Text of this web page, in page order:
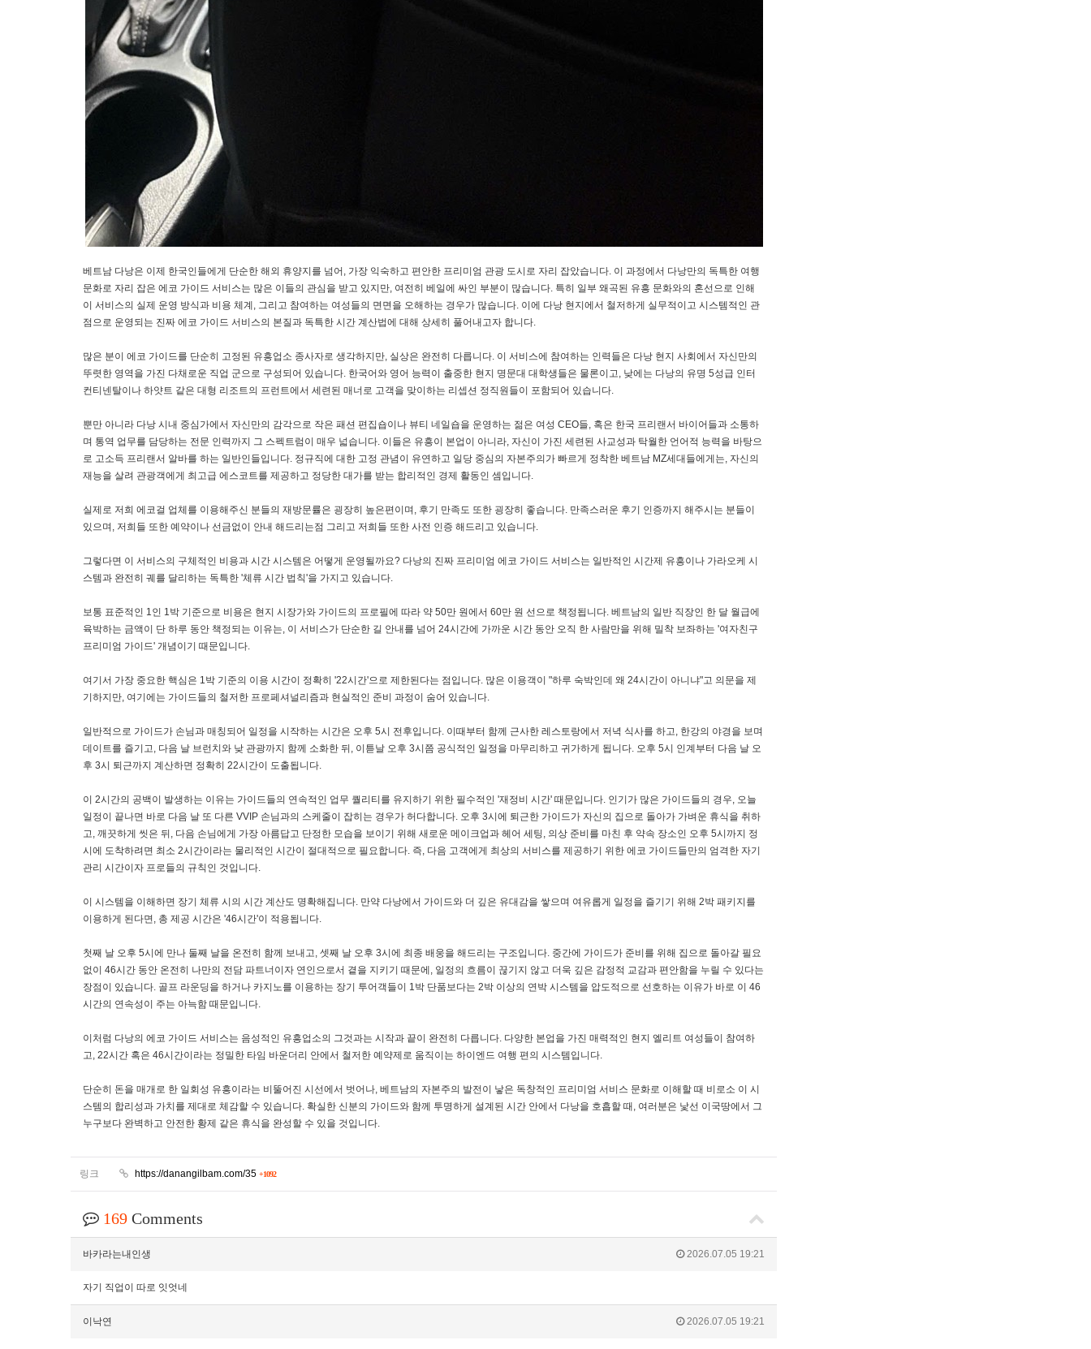
베트남 다낭은 이제 한국인들에게 단순한 해외 휴양지를 넘어, 가장 익숙하고 편안한 프리미엄 관광 도시로 자리 잡았습니다. 이 과정에서 다낭만의 독특한 여행
문화로 자리 잡은 에코 가이드 서비스는 많은 이들의 관심을 받고 있지만, 여전히 베일에 싸인 부분이 많습니다. 특히 일부 왜곡된 유흥 문화와의 혼선으로 인해
이 서비스의 실제 운영 방식과 비용 체계, 그리고 참여하는 여성들의 면면을 오해하는 경우가 많습니다. 이에 다낭 현지에서 철저하게 실무적이고 시스템적인 관
점으로 운영되는 진짜 에코 가이드 서비스의 본질과 독특한 시간 계산법에 대해 상세히 풀어내고자 합니다.
많은 분이 에코 가이드를 단순히 고정된 유흥업소 종사자로 생각하지만, 실상은 완전히 다릅니다. 이 서비스에 참여하는 인력들은 다낭 현지 사회에서 자신만의
뚜렷한 영역을 가진 다채로운 직업 군으로 구성되어 있습니다. 한국어와 영어 능력이 출중한 현지 명문대 대학생들은 물론이고, 낮에는 다낭의 유명 5성급 인터
컨티넨탈이나 하얏트 같은 대형 리조트의 프런트에서 세련된 매너로 고객을 맞이하는 리셉션 정직원들이 포함되어 있습니다.
뿐만 아니라 다낭 시내 중심가에서 자신만의 감각으로 작은 패션 편집숍이나 뷰티 네일숍을 운영하는 젊은 여성 CEO들, 혹은 한국 프리랜서 바이어들과 소통하
며 통역 업무를 담당하는 전문 인력까지 그 스펙트럼이 매우 넓습니다. 이들은 유흥이 본업이 아니라, 자신이 가진 세련된 사교성과 탁월한 언어적 능력을 바탕으
로 고소득 프리랜서 알바를 하는 일반인들입니다. 정규직에 대한 고정 관념이 유연하고 일당 중심의 자본주의가 빠르게 정착한 베트남 MZ세대들에게는, 자신의
재능을 살려 관광객에게 최고급 에스코트를 제공하고 정당한 대가를 받는 합리적인 경제 활동인 셈입니다.
실제로 저희 에코걸 업체를 이용해주신 분들의 재방문률은 굉장히 높은편이며, 후기 만족도 또한 굉장히 좋습니다. 만족스러운 후기 인증까지 해주시는 분들이
있으며, 저희들 또한 예약이나 선금없이 안내 해드리는점 그리고 저희들 또한 사전 인증 해드리고 있습니다.
그렇다면 이 서비스의 구체적인 비용과 시간 시스템은 어떻게 운영될까요? 다낭의 진짜 프리미엄 에코 가이드 서비스는 일반적인 시간제 유흥이나 가라오케 시
스템과 완전히 궤를 달리하는 독특한 '체류 시간 법칙'을 가지고 있습니다.
보통 표준적인 1인 1박 기준으로 비용은 현지 시장가와 가이드의 프로필에 따라 약 50만 원에서 60만 원 선으로 책정됩니다. 베트남의 일반 직장인 한 달 월급에
육박하는 금액이 단 하루 동안 책정되는 이유는, 이 서비스가 단순한 길 안내를 넘어 24시간에 가까운 시간 동안 오직 한 사람만을 위해 밀착 보좌하는 '여자친구
프리미엄 가이드' 개념이기 때문입니다.
여기서 가장 중요한 핵심은 1박 기준의 이용 시간이 정확히 '22시간'으로 제한된다는 점입니다. 많은 이용객이 "하루 숙박인데 왜 24시간이 아니냐"고 의문을 제
기하지만, 여기에는 가이드들의 철저한 프로페셔널리즘과 현실적인 준비 과정이 숨어 있습니다.
일반적으로 가이드가 손님과 매칭되어 일정을 시작하는 시간은 오후 5시 전후입니다. 이때부터 함께 근사한 레스토랑에서 저녁 식사를 하고, 한강의 야경을 보며
데이트를 즐기고, 다음 날 브런치와 낮 관광까지 함께 소화한 뒤, 이튿날 오후 3시쯤 공식적인 일정을 마무리하고 귀가하게 됩니다. 오후 5시 인계부터 다음 날 오
후 3시 퇴근까지 계산하면 정확히 22시간이 도출됩니다.
이 2시간의 공백이 발생하는 이유는 가이드들의 연속적인 업무 퀄리티를 유지하기 위한 필수적인 '재정비 시간' 때문입니다. 인기가 많은 가이드들의 경우, 오늘
일정이 끝나면 바로 다음 날 또 다른 VVIP 손님과의 스케줄이 잡히는 경우가 허다합니다. 오후 3시에 퇴근한 가이드가 자신의 집으로 돌아가 가벼운 휴식을 취하
고, 깨끗하게 씻은 뒤, 다음 손님에게 가장 아름답고 단정한 모습을 보이기 위해 새로운 메이크업과 헤어 세팅, 의상 준비를 마친 후 약속 장소인 오후 5시까지 정
시에 도착하려면 최소 2시간이라는 물리적인 시간이 절대적으로 필요합니다. 즉, 다음 고객에게 최상의 서비스를 제공하기 위한 에코 가이드들만의 엄격한 자기
관리 시간이자 프로들의 규칙인 것입니다.
이 시스템을 이해하면 장기 체류 시의 시간 계산도 명확해집니다. 만약 다낭에서 가이드와 더 깊은 유대감을 쌓으며 여유롭게 일정을 즐기기 위해 2박 패키지를
이용하게 된다면, 총 제공 시간은 '46시간'이 적용됩니다.
첫째 날 오후 5시에 만나 둘째 날을 온전히 함께 보내고, 셋째 날 오후 3시에 최종 배웅을 해드리는 구조입니다. 중간에 가이드가 준비를 위해 집으로 돌아갈 필요
없이 46시간 동안 온전히 나만의 전담 파트너이자 연인으로서 곁을 지키기 때문에, 일정의 흐름이 끊기지 않고 더욱 깊은 감정적 교감과 편안함을 누릴 수 있다는
장점이 있습니다. 골프 라운딩을 하거나 카지노를 이용하는 장기 투어객들이 1박 단품보다는 2박 이상의 연박 시스템을 압도적으로 선호하는 이유가 바로 이 46
시간의 연속성이 주는 아늑함 때문입니다.
이처럼 다낭의 에코 가이드 서비스는 음성적인 유흥업소의 그것과는 시작과 끝이 완전히 다릅니다. 다양한 본업을 가진 매력적인 현지 엘리트 여성들이 참여하
고, 22시간 혹은 46시간이라는 정밀한 타임 바운더리 안에서 철저한 예약제로 움직이는 하이엔드 여행 편의 시스템입니다.
단순히 돈을 매개로 한 일회성 유흥이라는 비뚤어진 시선에서 벗어나, 베트남의 자본주의 발전이 낳은 독창적인 프리미엄 서비스 문화로 이해할 때 비로소 이 시
스템의 합리성과 가치를 제대로 체감할 수 있습니다. 확실한 신분의 가이드와 함께 투명하게 설계된 시간 안에서 다낭을 호흡할 때, 여러분은 낯선 이국땅에서 그
누구보다 완벽하고 안전한 황제 같은 휴식을 완성할 수 있을 것입니다.
링크 https://danangilbam.com/35 +1092
169 Comments
바카라는내인생 2026.07.05 19:21
자기 직업이 따로 잇엇네
이낙연 2026.07.05 19:21